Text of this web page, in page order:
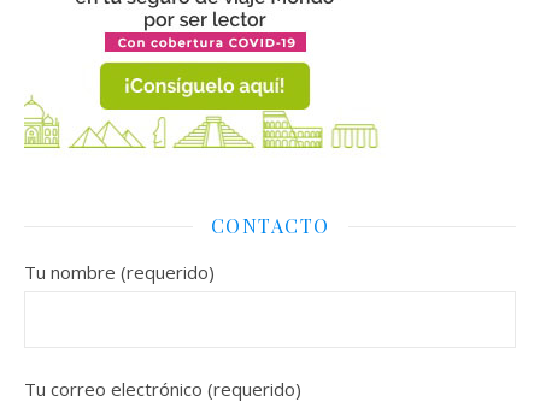
CONTACTO
Tu nombre (requerido)
Tu correo electrónico (requerido)